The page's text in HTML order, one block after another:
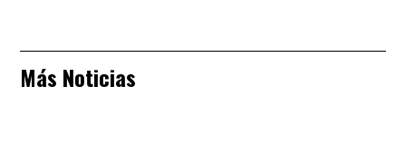
Más Noticias